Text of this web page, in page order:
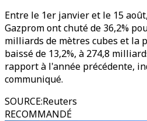
Entre le 1er janvier et le 15
Gazprom ont chuté de 36,2%
milliards de mètres cubes et la
baissé de 13,2%, à 274,8
rapport à l'année précédente,
communiqué.
SOURCE:Reuters
RECOMMANDÉ